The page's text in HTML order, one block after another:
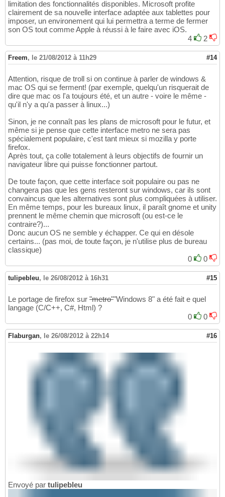
limitation des fonctionnalités disponibles. Microsoft profite
clairement de sa nouvelle interface adaptée aux tablettes pour
imposer, un environement qui lui permettra a terme de fermer
son OS tout comme Apple à réussi à le faire avec iOS.
4
2
Freem, le 21/08/2012 à 11h29 #14
Attention, risque de troll si on continue à parler de windows &
mac OS qui se ferment! (par exemple, quelqu'un risquerait de
dire que mac os l'a toujours été, et un autre - voire le même -
qu'il n'y a qu'a passer à linux...)
Sinon, je ne connaît pas les plans de microsoft pour le futur, et
même si je pense que cette interface metro ne sera pas
spécialement populaire, c'est tant mieux si mozilla y porte
firefox.
Après tout, ça colle totalement à leurs objectifs de fournir un
navigateur libre qui puisse fonctionner partout.
De toute façon, que cette interface soit populaire ou pas ne
changera pas que les gens resteront sur windows, car ils sont
convaincus que les alternatives sont plus compliquées à utiliser.
En même temps, pour les bureaux linux, il paraît gnome et unity
prennent le même chemin que microsoft (ou est-ce le
contraire?)...
Donc aucun OS ne semble y échapper. Ce qui en désole
certains... (pas moi, de toute façon, je n'utilise plus de bureau
classique)
0
0
tulipebleu, le 26/08/2012 à 16h31 #15
Le portage de firefox sur "metro""Windows 8" a été fait e quel
langage (C/C++, C#, Html) ?
0
0
Flaburgan, le 26/08/2012 à 22h14 #16
Envoyé par tulipebleu